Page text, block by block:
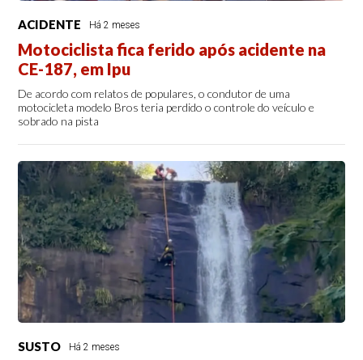
ACIDENTE Há 2 meses
Motociclista fica ferido após acidente na
CE-187, em Ipu
De acordo com relatos de populares, o condutor de uma
motocicleta modelo Bros teria perdido o controle do veículo e
sobrado na pista
SUSTO Há 2 meses